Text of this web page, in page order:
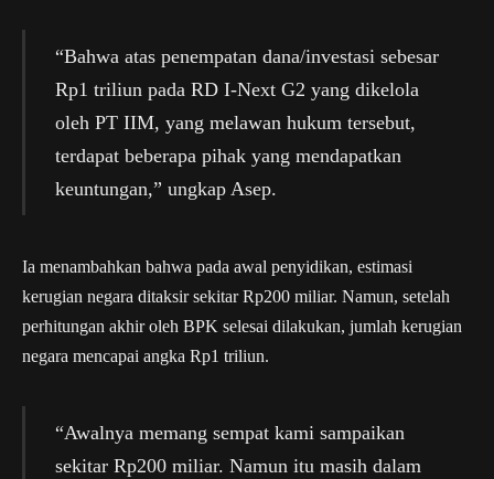
“Bahwa atas penempatan dana/investasi sebesar
Rp1 triliun pada RD I-Next G2 yang dikelola
oleh PT IIM, yang melawan hukum tersebut,
terdapat beberapa pihak yang mendapatkan
keuntungan,” ungkap Asep.
Ia menambahkan bahwa pada awal penyidikan, estimasi
kerugian negara ditaksir sekitar Rp200 miliar. Namun, setelah
perhitungan akhir oleh BPK selesai dilakukan, jumlah kerugian
negara mencapai angka Rp1 triliun.
“Awalnya memang sempat kami sampaikan
sekitar Rp200 miliar. Namun itu masih dalam